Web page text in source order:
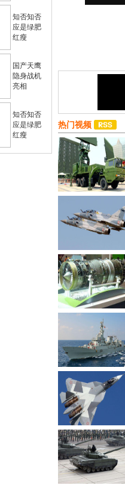
知否知否
应是绿肥
红瘦
国产天鹰
隐身战机
亮相
知否知否
应是绿肥
红瘦
热门视频